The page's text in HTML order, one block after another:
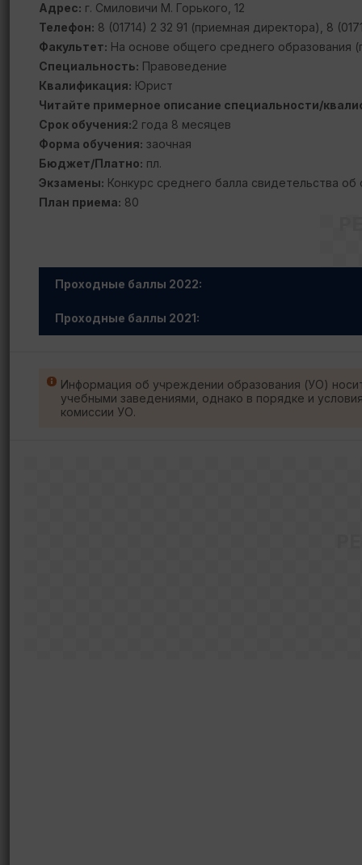
Адрес: г. Смиловичи М. Горького, 12
Телефон: 8 (01714) 2 32 91 (приемная директора), 8
Факультет: На основе общего среднего образования
Специальность: Правоведение
Квалификация: Юрист
Читайте примерное описание специальности/
Срок обучения:2 года 8 месяцев
Форма обучения: заочная
Бюджет/Платно: пл.
Экзамены: Конкурс среднего балла свидетельства
План приема: 80
Проходные баллы 2022:
Проходные баллы 2021:
Информация об учреждении образования (УО)
учебными заведениями, однако в порядке и
комиссии УО.